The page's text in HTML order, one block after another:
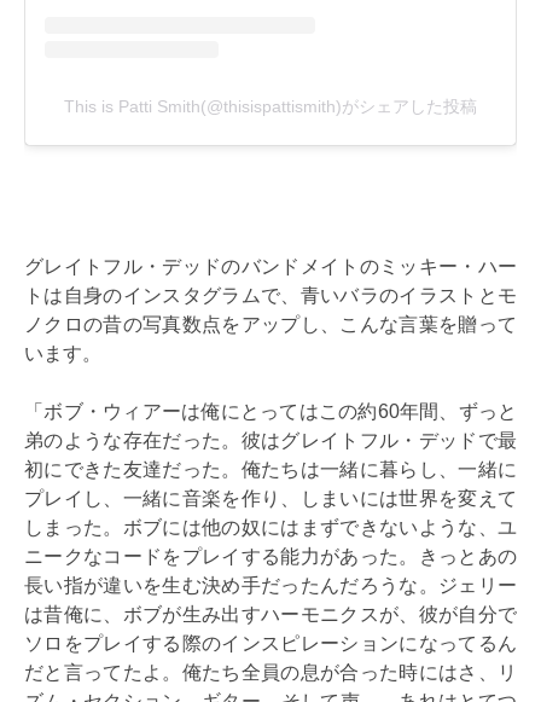
グレイトフル・デッドのバンドメイトのミッキー・ハー
トは自身のインスタグラムで、青いバラのイラストとモ
ノクロの昔の写真数点をアップし、こんな言葉を贈って
います。
「ボブ・ウィアーは俺にとってはこの約60年間、ずっと
弟のような存在だった。彼はグレイトフル・デッドで最
初にできた友達だった。俺たちは一緒に暮らし、一緒に
プレイし、一緒に音楽を作り、しまいには世界を変えて
しまった。ボブには他の奴にはまずできないような、ユ
ニークなコードをプレイする能力があった。きっとあの
長い指が違いを生む決め手だったんだろうな。ジェリー
は昔俺に、ボブが生み出すハーモニクスが、彼が自分で
ソロをプレイする際のインスピレーションになってるん
だと言ってたよ。俺たち全員の息が合った時にはさ、リ